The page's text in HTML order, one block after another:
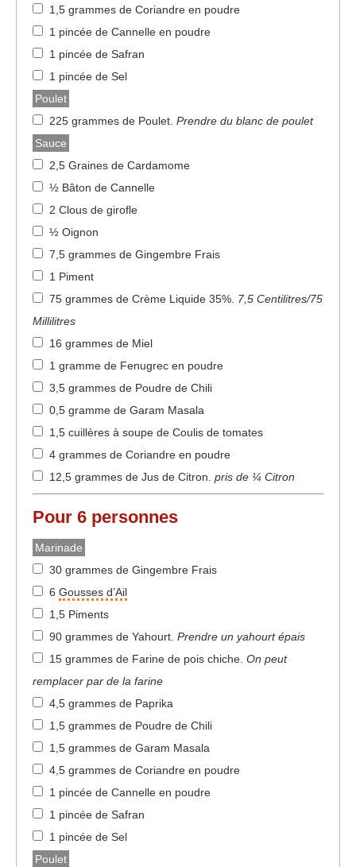
1,5 grammes de Coriandre en poudre
1 pincée de Cannelle en poudre
1 pincée de Safran
1 pincée de Sel
Poulet
225 grammes de Poulet. Prendre du blanc de poulet
Sauce
2,5 Graines de Cardamome
½ Bâton de Cannelle
2 Clous de girofle
½ Oignon
7,5 grammes de Gingembre Frais
1 Piment
75 grammes de Crème Liquide 35%. 7,5 Centilitres/75
Millilitres
16 grammes de Miel
1 gramme de Fenugrec en poudre
3,5 grammes de Poudre de Chili
0,5 gramme de Garam Masala
1,5 cuillères à soupe de Coulis de tomates
4 grammes de Coriandre en poudre
12,5 grammes de Jus de Citron. pris de ¼ Citron
Pour 6 personnes
Marinade
30 grammes de Gingembre Frais
6 Gousses d’Ail
1,5 Piments
90 grammes de Yahourt. Prendre un yahourt épais
15 grammes de Farine de pois chiche. On peut
remplacer par de la farine
4,5 grammes de Paprika
1,5 grammes de Poudre de Chili
1,5 grammes de Garam Masala
4,5 grammes de Coriandre en poudre
1 pincée de Cannelle en poudre
1 pincée de Safran
1 pincée de Sel
Poulet